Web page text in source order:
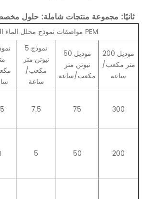
ثانيًا: مجموعة منتجات شاملة: حلول
مواصفات نموذج محلل الماء الكهربائي PEM
نموذج 5
نيوتن متر
مكعب/
ساعة
موديل 50
نيوتن متر
مكعب/ساعة
موديل 200
متر مكعب/
ساعة
7.5 75 300
5 50 200